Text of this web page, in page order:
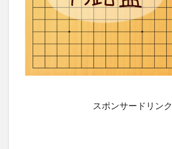
スポンサードリンク